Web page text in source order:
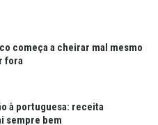
começa a cheirar mal mesmo
fora
à portuguesa: receita
sempre bem